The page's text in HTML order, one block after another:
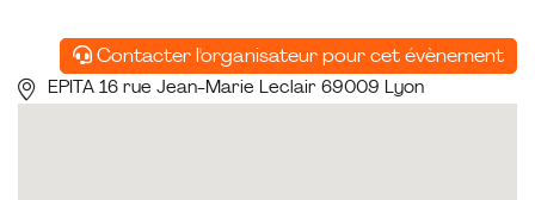
Contacter l'organisateur pour cet évènement
EPITA 16 rue Jean-Marie Leclair 69009 Lyon